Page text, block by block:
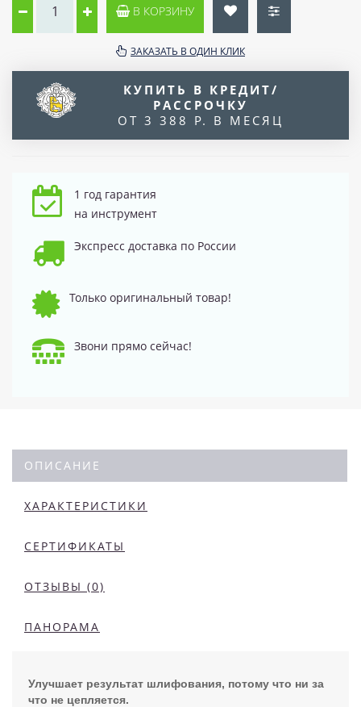
В КОРЗИНУ
ЗАКАЗАТЬ В ОДИН КЛИК
КУПИТЬ В КРЕДИТ/
РАССРОЧКУ
ОТ 3 388 Р. В МЕСЯЦ
1 год гарантия
на инструмент
Экспресс доставка по России
Только оригинальный товар!
Звони прямо сейчас!
ОПИСАНИЕ
ХАРАКТЕРИСТИКИ
СЕРТИФИКАТЫ
ОТЗЫВЫ (0)
ПАНОРАМА
Улучшает результат шлифования, потому что ни за
что не цепляется.